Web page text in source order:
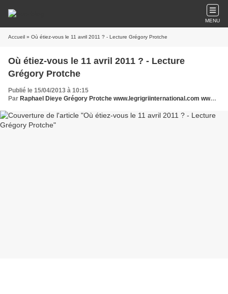
MENU
Accueil » Où étiez-vous le 11 avril 2011 ? - Lecture Grégory Protche
Où étiez-vous le 11 avril 2011 ? - Lecture
Grégory Protche
Publié le 15/04/2013 à 10:15
Par Raphael Dieye Grégory Protche www.legrigriinternational.com www.nouveaucourrier.net